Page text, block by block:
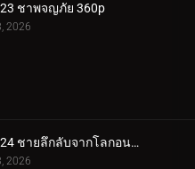
ชาพจญภัย 360p
2026
ตอนที่ 24 ชายลึกลับจากโลกอนาคต
2026